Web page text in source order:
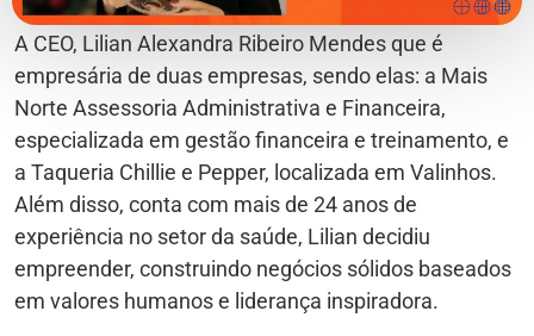
A CEO, Lilian Alexandra Ribeiro Mendes que é
empresária de duas empresas, sendo elas: a Mais
Norte Assessoria Administrativa e Financeira,
especializada em gestão financeira e treinamento, e
a Taqueria Chillie e Pepper, localizada em Valinhos.
Além disso, conta com mais de 24 anos de
experiência no setor da saúde, Lilian decidiu
empreender, construindo negócios sólidos baseados
em valores humanos e liderança inspiradora.